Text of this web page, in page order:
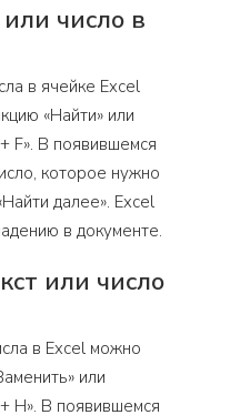
число в
в ячейке Excel
«Найти» или
F». В появившемся
которое нужно
далее». Excel
в документе.
или число
в Excel можно
или
H». В появившемся